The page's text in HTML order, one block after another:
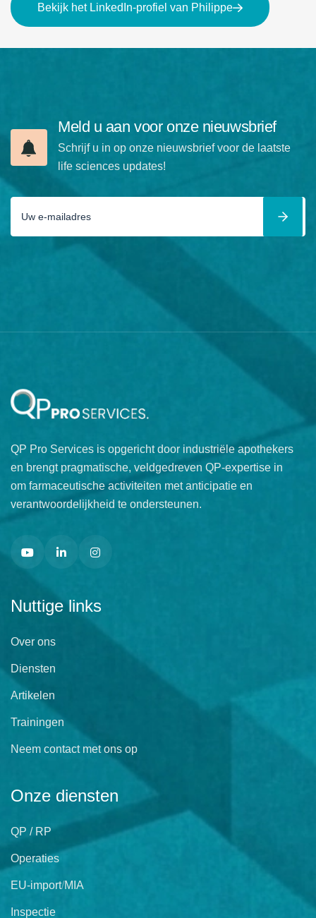
Bekijk het LinkedIn-profiel van Philippe
Meld u aan voor onze nieuwsbrief
Schrijf u in op onze nieuwsbrief voor de laatste
life sciences updates!
QP Pro Services is opgericht door industriële apothekers
en brengt pragmatische, veldgedreven QP-expertise in
om farmaceutische activiteiten met anticipatie en
verantwoordelijkheid te ondersteunen.
Nuttige links
Over ons
Diensten
Artikelen
Trainingen
Neem contact met ons op
Onze diensten
QP / RP
Operaties
EU-import/MIA
Inspectie